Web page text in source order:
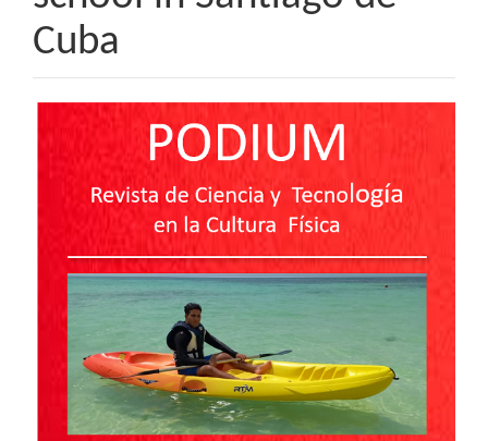
Cuba
Barra
lateral
del
artículo